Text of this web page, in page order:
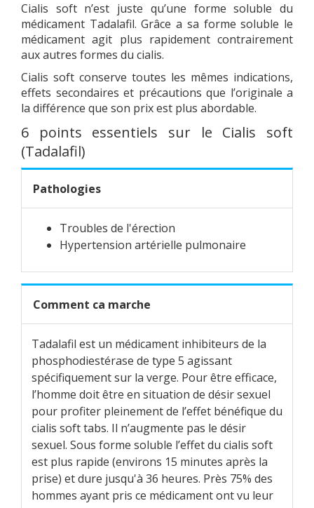
Cialis soft n’est juste qu’une forme soluble du
médicament Tadalafil. Grâce a sa forme soluble le
médicament agit plus rapidement contrairement
aux autres formes du cialis.
Cialis soft conserve toutes les mêmes indications,
effets secondaires et précautions que l’originale a
la différence que son prix est plus abordable.
6 points essentiels sur le Cialis soft
(Tadalafil)
Pathologies
Troubles de l'érection
Hypertension artérielle pulmonaire
Comment ca marche
Tadalafil est un médicament inhibiteurs de la
phosphodiestérase de type 5 agissant
spécifiquement sur la verge. Pour être efficace,
l’homme doit être en situation de désir sexuel
pour profiter pleinement de l’effet bénéfique du
cialis soft tabs. Il n’augmente pas le désir
sexuel. Sous forme soluble l’effet du cialis soft
est plus rapide (environs 15 minutes après la
prise) et dure jusqu'à 36 heures. Près 75% des
hommes ayant pris ce médicament ont vu leur